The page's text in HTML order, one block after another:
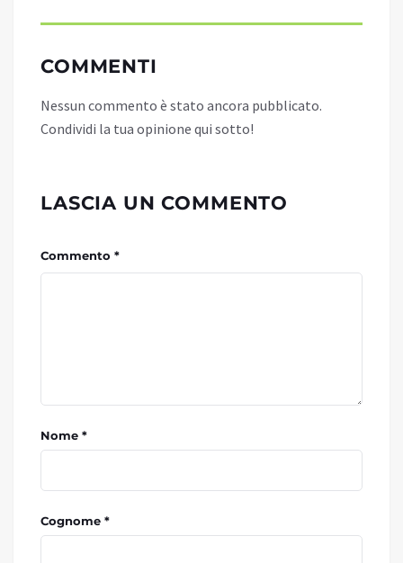
COMMENTI
Nessun commento è stato ancora pubblicato.
Condividi la tua opinione qui sotto!
LASCIA UN COMMENTO
Commento *
Nome *
Cognome *